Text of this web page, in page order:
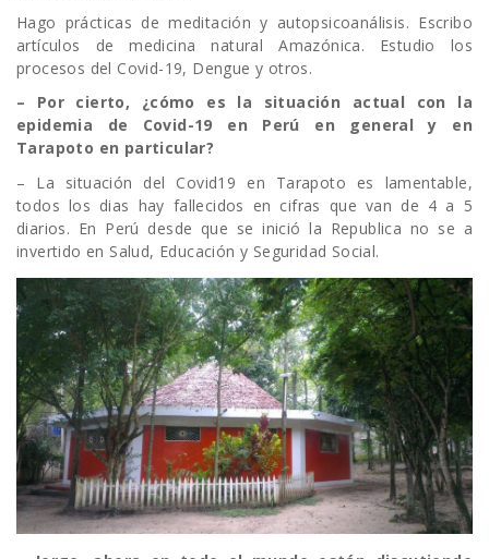
Hago prácticas de meditación y autopsicoanálisis. Escribo
artículos de medicina natural Amazónica. Estudio los
procesos del Covid-19, Dengue y otros.
– Por cierto, ¿cómo es la situación actual con la
epidemia de Covid-19 en Perú en general y en
Tarapoto en particular?
– La situación del Covid19 en Tarapoto es lamentable,
todos los dias hay fallecidos en cifras que van de 4 a 5
diarios. En Perú desde que se inició la Republica no se a
invertido en Salud, Educación y Seguridad Social.